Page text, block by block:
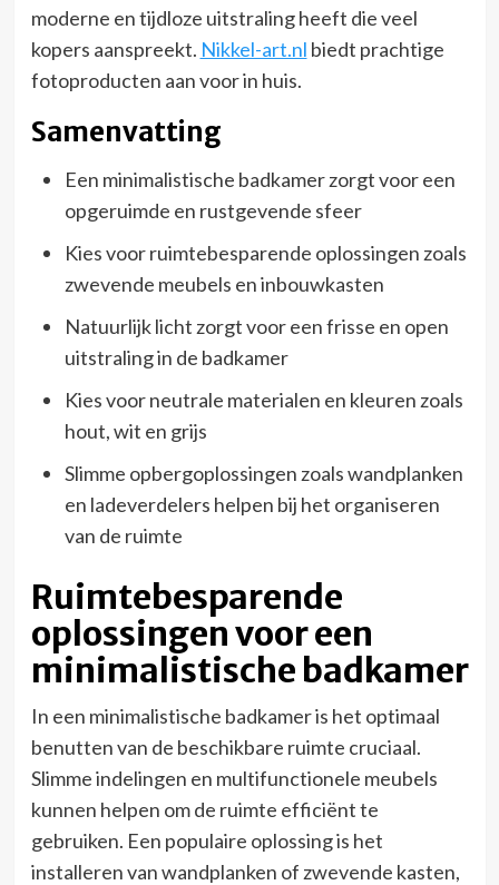
moderne en tijdloze uitstraling heeft die veel
kopers aanspreekt. Nikkel-art.nl biedt prachtige
fotoproducten aan voor in huis.
Samenvatting
Een minimalistische badkamer zorgt voor een
opgeruimde en rustgevende sfeer
Kies voor ruimtebesparende oplossingen zoals
zwevende meubels en inbouwkasten
Natuurlijk licht zorgt voor een frisse en open
uitstraling in de badkamer
Kies voor neutrale materialen en kleuren zoals
hout, wit en grijs
Slimme opbergoplossingen zoals wandplanken
en ladeverdelers helpen bij het organiseren
van de ruimte
Ruimtebesparende
oplossingen voor een
minimalistische badkamer
In een minimalistische badkamer is het optimaal
benutten van de beschikbare ruimte cruciaal.
Slimme indelingen en multifunctionele meubels
kunnen helpen om de ruimte efficiënt te
gebruiken. Een populaire oplossing is het
installeren van wandplanken of zwevende kasten,